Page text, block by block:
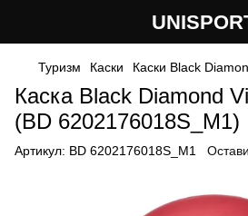
Туризм Каски Каски Black
Каска Black Diamond
(BD 6202176018S_M1)
Артикул: BD 6202176018S_M1